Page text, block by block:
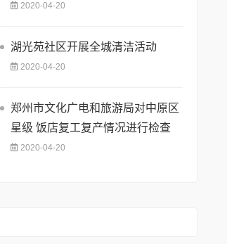
2020-04-20
湖光苑社区开展全城清洁活动
2020-04-20
郑州市文化广电和旅游局对中原区
星级 饭店复工复产情况进行检查
2020-04-20